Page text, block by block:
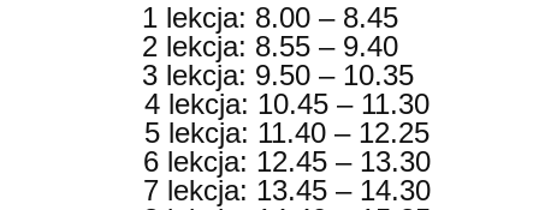
1 lekcja: 8.00 – 8.45
2 lekcja: 8.55 – 9.40
3 lekcja: 9.50 – 10.35
4 lekcja: 10.45 – 11.30
5 lekcja: 11.40 – 12.25
6 lekcja: 12.45 – 13.30
7 lekcja: 13.45 – 14.30